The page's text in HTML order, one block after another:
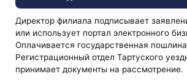
Директор филиала подписывает
или использует портал электронного
Оплачивается государственная
Регистрационный отдел Тартуского
принимает документы на рассмотрение.